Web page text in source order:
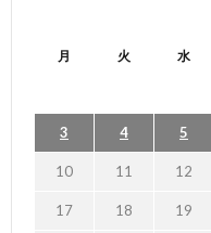
月 火 水
3 4 5
10 11 12
17 18 19